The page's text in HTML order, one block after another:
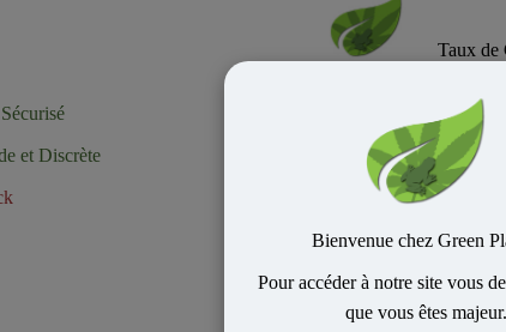
Bienvenue chez Green
Pour accéder à notre site vous
que vous êtes majeur.
et Discrète
Taux de
Tarifs